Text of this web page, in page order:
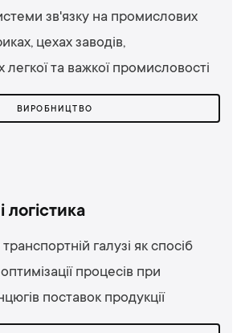
зв'язку на промислових
цехах заводів,
легкої та важкої промисловості
ВИРОБНИЦТВО
логістика
транспортній галузі як спосіб
оптимізації процесів при
поставок продукції